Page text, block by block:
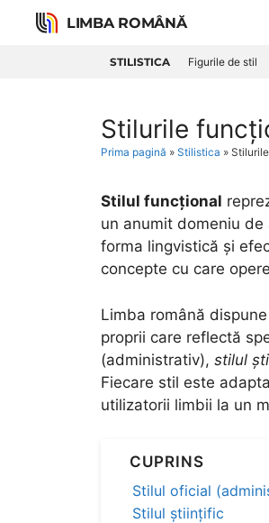
LIMBA ROMÂNĂ
STILISTICA Figurile de stil
Stilurile
Prima pagină » Stilistica »
Stilul funcțional
un anumit domeniu
forma lingvistică și
concepte cu care
Limba română
proprii care reflectă
(administrativ), stilul
Fiecare stil este
utilizatorii limbii la un
CUPRINS
Stilul oficial
Stilul științific